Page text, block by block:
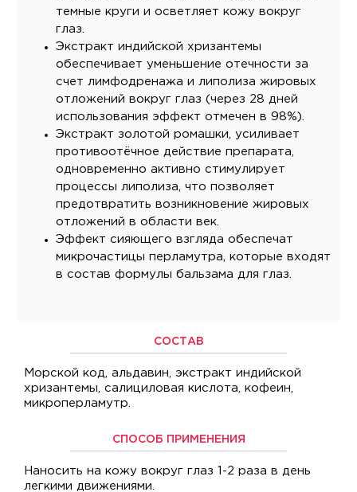
темные круги и осветляет кожу вокруг
глаз.
Экстракт индийской хризантемы
обеспечивает уменьшение отечности за
счет лимфодренажа и липолиза жировых
отложений вокруг глаз (через 28 дней
использования эффект отмечен в 98%).
Экстракт золотой ромашки, усиливает
противоотёчное действие препарата,
одновременно активно стимулирует
процессы липолиза, что позволяет
предотвратить возникновение жировых
отложений в области век.
Эффект сияющего взгляда обеспечат
микрочастицы перламутра, которые входят
в состав формулы бальзама для глаз.
СОСТАВ
Морской код, альдавин, экстракт индийской
хризантемы, салициловая кислота, кофеин,
микроперламутр.
СПОСОБ ПРИМЕНЕНИЯ
Наносить на кожу вокруг глаз 1-2 раза в день
легкими движениями.